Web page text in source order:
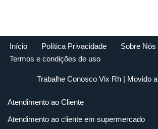
Início Política Privacidade
Sobre Nós
Termos e condições de uso
Trabalhe Conosco Vix Rh| Movido a
Atendimento ao Cliente
Atendimento ao cliente em supermercado